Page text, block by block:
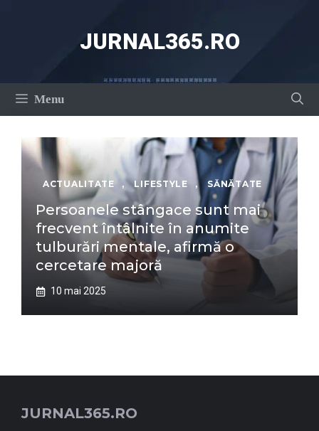
JURNAL365.RO
Menu
ACTUALITATE , LIFESTYLE , SĂNĂTATE
Persoanele stângace sunt mai
frecvent întâlnite în anumite
tulburări mentale, afirmă o
cercetare majoră
10 mai 2025
JURNAL365.RO